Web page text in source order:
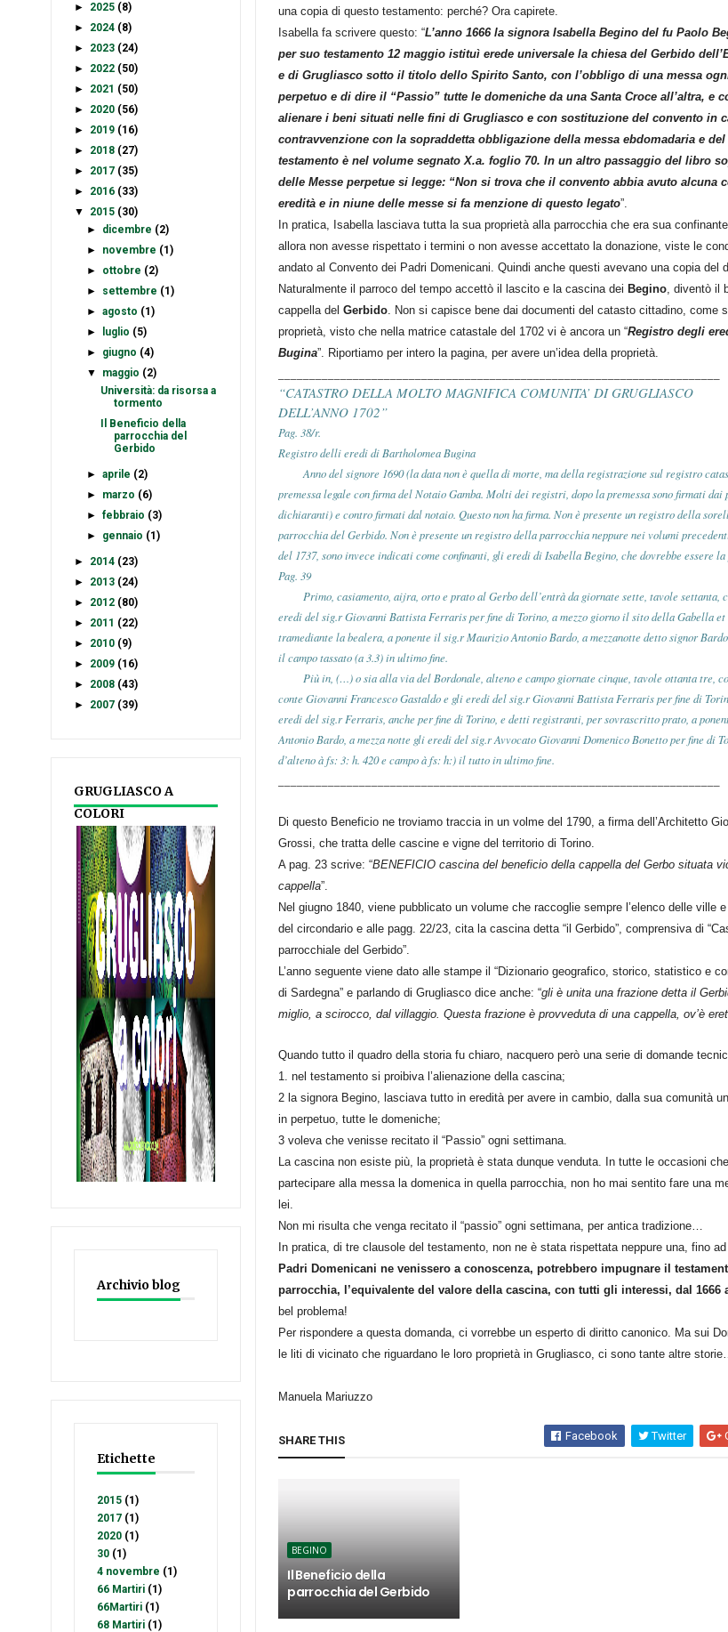
► 2025 (8)
► 2024 (8)
► 2023 (24)
► 2022 (50)
► 2021 (50)
► 2020 (56)
► 2019 (16)
► 2018 (27)
► 2017 (35)
► 2016 (33)
▼
2015 (30)
► dicembre (2)
► novembre (1)
► ottobre (2)
► settembre (1)
►agosto (1)
►
luglio (5)
► giugno (4)
▼
maggio (2)
Università: da risorsa a
tormento
Il Beneficio della
parrocchia del
Gerbido
►aprile (2)
► marzo (6)
►febbraio (3)
► gennaio (1)
► 2014 (23)
► 2013 (24)
► 2012 (80)
► 2011 (22)
► 2010 (9)
► 2009 (16)
► 2008 (43)
► 2007 (39)
GRUGLIASCO A
COLORI
Archivio blog
Etichette
2015 (1)
2017 (1)
2020 (1)
30 (1)
4 novembre (1)
66 Martiri (1)
66Martiri (1)
68 Martiri (1)
una copia di questo testamento: perché? Ora capirete.
Isabella fa scrivere questo: “L’anno 1666 la signora Isabella Begino del fu Paolo
per suo testamento 12 maggio istituì erede universale la chiesa del Gerbido
e di Grugliasco sotto il titolo dello Spirito Santo, con l’obbligo di una messa
perpetuo e di dire il “Passio” tutte le domeniche da una Santa Croce all’altra, e
alienare i beni situati nelle fini di Grugliasco e con sostituzione del convento in
contravvenzione con la sopraddetta obbligazione della messa ebdomadaria e
testamento è nel volume segnato X.a. foglio 70. In un altro passaggio del libro
delle Messe perpetue si legge: “Non si trova che il convento abbia avuto alcuna
eredità e in niune delle messe si fa menzione di questo legato”.
In pratica, Isabella lasciava tutta la sua proprietà alla parrocchia che era sua
allora non avesse rispettato i termini o non avesse accettato la donazione, viste le
andato al Convento dei Padri Domenicani. Quindi anche questi avevano una copia del
Naturalmente il parroco del tempo accettò il lascito e la cascina dei Begino, diventò il
cappella delGerbido. Non si capisce bene dai documenti del catasto cittadino, come
proprietà, visto che nella matrice catastale del 1702 vi è ancora un “Registro degli
Bugina”. Riportiamo per intero la pagina, per avere un’idea della proprietà.
“CATASTRO DELLA MOLTO MAGNIFICA COMUNITA’ DI GRUGLIASCO
DELL’ANNO 1702”
Pag. 38/r.
Registro delli eredi di Bartholomea Bugina
Anno del signore 1690 (la data non è quella di morte, ma della registrazione sul registro
premessa legale con firma del Notaio Gamba. Molti dei registri, dopo la premessa sono firmati
dichiaranti) e contro firmati dal notaio. Questo non ha firma. Non è presente un registro della
parrocchia del Gerbido. Non è presente un registro della parrocchia neppure nei volumi
del 1737, sono invece indicati come confinanti, gli eredi di Isabella Begino, che dovrebbe essere
Pag. 39
Primo, casiamento, aijra, orto e prato al Gerbo dell’entrà da giornate sette, tavole settanta,
eredi del sig.r Giovanni Battista Ferraris per fine di Torino, a mezzo giorno il sito della Gabella et
tramediante la bealera, a ponente il sig.r Maurizio Antonio Bardo, a mezzanotte detto signor
il campo tassato (a 3.3) in ultimo fine.
Più in, (…) o sia alla via del Bordonale, alteno e campo giornate cinque, tavole ottanta tre,
conte Giovanni Francesco Gastaldo e gli eredi del sig.r Giovanni Battista Ferraris per fine di
eredi del sig.r Ferraris, anche per fine di Torino, e detti registranti, per sovrascritto prato, a
Antonio Bardo, a mezza notte gli eredi del sig.r Avvocato Giovanni Domenico Bonetto per fine di
d’alteno à fs: 3: h. 420 e campo à fs: h:) il tutto in ultimo fine.
Di questo Beneficio ne troviamo traccia in un volme del 1790, a firma dell’Architetto
Grossi, che tratta delle cascine e vigne del territorio di Torino.
A pag. 23 scrive: “BENEFICIO cascina del beneficio della cappella del Gerbo situata
cappella”.
Nel giugno 1840, viene pubblicato un volume che raccoglie sempre l’elenco delle ville
del circondario e alle pagg. 22/23, cita la cascina detta “il Gerbido”, comprensiva di
parrocchiale del Gerbido”.
L’anno seguente viene dato alle stampe il “Dizionario geografico, storico, statistico e
di Sardegna” e parlando di Grugliasco dice anche: “gli è unita una frazione detta il
miglio, a scirocco, dal villaggio. Questa frazione è provveduta di una cappella, ov’è
Quando tutto il quadro della storia fu chiaro, nacquero però una serie di domande
1. nel testamento si proibiva l’alienazione della cascina;
2 la signora Begino, lasciava tutto in eredità per avere in cambio, dalla sua comunità
in perpetuo, tutte le domeniche;
3 voleva che venisse recitato il “Passio” ogni settimana.
La cascina non esiste più, la proprietà è stata dunque venduta. In tutte le occasioni
partecipare alla messa la domenica in quella parrocchia, non ho mai sentito fare una
lei.
Non mi risulta che venga recitato il “passio” ogni settimana, per antica tradizione…
In pratica, di tre clausole del testamento, non ne è stata rispettata neppure una, fino ad
Padri Domenicani ne venissero a conoscenza, potrebbero impugnare il
parrocchia, l’equivalente del valore della cascina, con tutti gli interessi, dal 1666
bel problema!
Per rispondere a questa domanda, ci vorrebbe un esperto di diritto canonico. Ma sui
le liti di vicinato che riguardano le loro proprietà in Grugliasco, ci sono tante altre
Manuela Mariuzzo
SHARE THIS Facebook Twitter
BEGINO
Il Beneficio della
parrocchia del Gerbido